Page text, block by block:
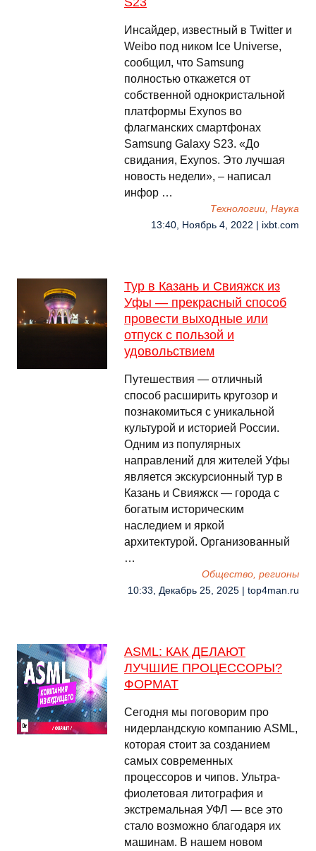
Инсайдер, известный в Twitter и
Weibo под ником Ice Universe,
сообщил, что Samsung
полностью откажется от
собственной однокристальной
платформы Exynos во
флагманских смартфонах
Samsung Galaxy S23. «До
свидания, Exynos. Это лучшая
новость недели», – написал
инфор …
Технологии, Наука
13:40, Ноябрь 4, 2022 | ixbt.com
Тур в Казань и Свияжск из
Уфы — прекрасный способ
провести выходные или
отпуск с пользой и
удовольствием
Путешествия — отличный
способ расширить кругозор и
познакомиться с уникальной
культурой и историей России.
Одним из популярных
направлений для жителей Уфы
является экскурсионный тур в
Казань и Свияжск — города с
богатым историческим
наследием и яркой
архитектурой. Организованный
…
Общество, регионы
10:33, Декабрь 25, 2025 | top4man.ru
ASML: КАК ДЕЛАЮТ
ЛУЧШИЕ ПРОЦЕССОРЫ?
ФОРМАТ
Сегодня мы поговорим про
нидерландскую компанию ASML,
которая стоит за созданием
самых современных
процессоров и чипов. Ультра-
фиолетовая литография и
экстремальная УФЛ — все это
стало возможно благодаря их
машинам. В нашем новом